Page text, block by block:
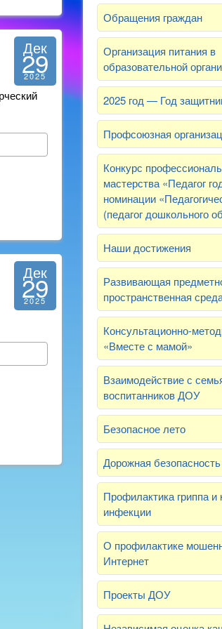
Дек
29
2025
Дек
29
2025
Обращения граждан
Организация питания в
образовательной
2025 год — Год
Профсоюзная
Конкурс
мастерства «Педагог
номинации
(педагог дошкольного
Наши достижения
Развивающая
пространственная
Консультационно-
«Вместе с мамой»
Взаимодействие с
воспитанников ДОУ
Безопасное лето
Дорожная безопасность
Профилактика гриппа и
инфекции
О профилактике
Интернет
Проекты ДОУ